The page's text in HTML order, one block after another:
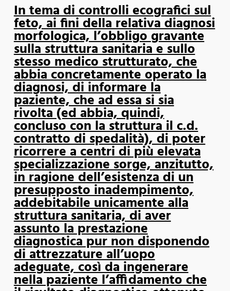
In tema di controlli ecografici sul
feto, ai fini della relativa diagnosi
morfologica, l’obbligo gravante
sulla struttura sanitaria e sullo
stesso medico strutturato, che
abbia concretamente operato la
diagnosi, di informare la
paziente, che ad essa si sia
rivolta (ed abbia, quindi,
concluso con la struttura il c.d.
contratto di spedalità), di poter
ricorrere a centri di più elevata
specializzazione sorge, anzitutto,
in ragione dell’esistenza di un
presupposto inadempimento,
addebitabile unicamente alla
struttura sanitaria, di aver
assunto la prestazione
diagnostica pur non disponendo
di attrezzature all’uopo
adeguate, così da ingenerare
nella paziente l’affidamento che